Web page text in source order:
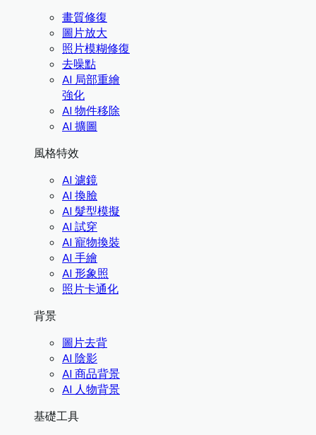
畫質修復
圖片放大
照片模糊修復
去噪點
AI 局部重繪
強化
AI 物件移除
AI 擴圖
風格特效
AI 濾鏡
AI 換臉
AI 髮型模擬
AI 試穿
AI 寵物換裝
AI 手繪
AI 形象照
照片卡通化
背景
圖片去背
AI 陰影
AI 商品背景
AI 人物背景
基礎工具